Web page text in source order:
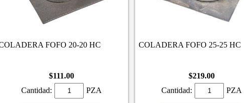
FOFO 20-20 HC
$111.00
Cantidad:
PZA
COLADERA FOFO 25-25 HC
$219.00
Cantidad:
PZA